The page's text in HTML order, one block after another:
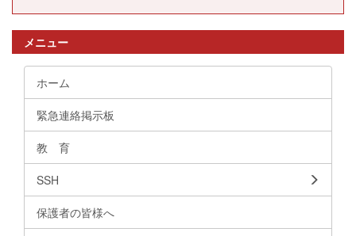
メニュー
ホーム
緊急連絡掲示板
教 育
SSH
保護者の皆様へ